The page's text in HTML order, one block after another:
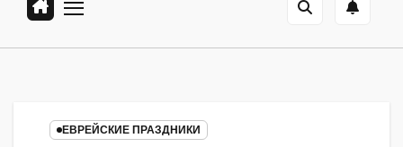
ЕВРЕЙСКИЕ ПРАЗДНИКИ